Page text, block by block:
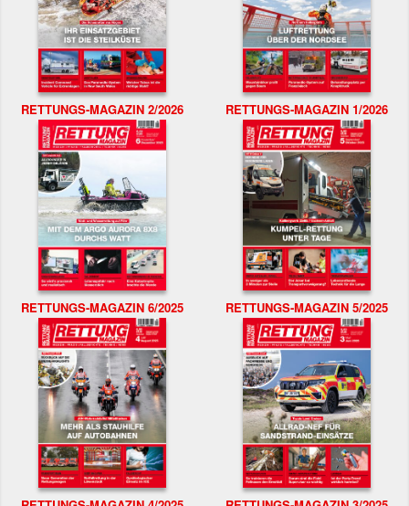
RETTUNGS-MAGAZIN 2/2026 RETTUNGS-MAGAZIN 1/2026
RETTUNGS-MAGAZIN 6/2025 RETTUNGS-MAGAZIN 5/2025